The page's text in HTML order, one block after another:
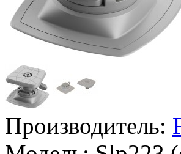
Производитель: